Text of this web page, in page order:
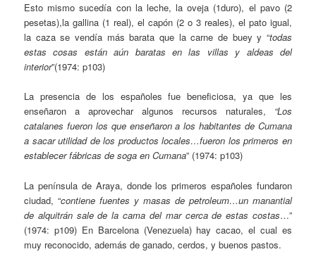
Esto mismo sucedía con la leche, la oveja (1duro), el pavo (2
pesetas),la gallina (1 real), el capón (2 o 3 reales), el pato igual,
la caza se vendía más barata que la carne de buey y “todas
estas cosas están aún baratas en las villas y aldeas del
interior”(1974: p103)
La presencia de los españoles fue beneficiosa, ya que les
enseñaron a aprovechar algunos recursos naturales, “Los
catalanes fueron los que enseñaron a los habitantes de Cumana
a sacar utilidad de los productos locales…fueron los primeros en
establecer fábricas de soga en Cumana” (1974: p103)
La península de Araya, donde los primeros españoles fundaron
ciudad, “contiene fuentes y masas de petroleum…un manantial
de alquitrán sale de la cama del mar cerca de estas costas…”
(1974: p109) En Barcelona (Venezuela) hay cacao, el cual es
muy reconocido, además de ganado, cerdos, y buenos pastos.